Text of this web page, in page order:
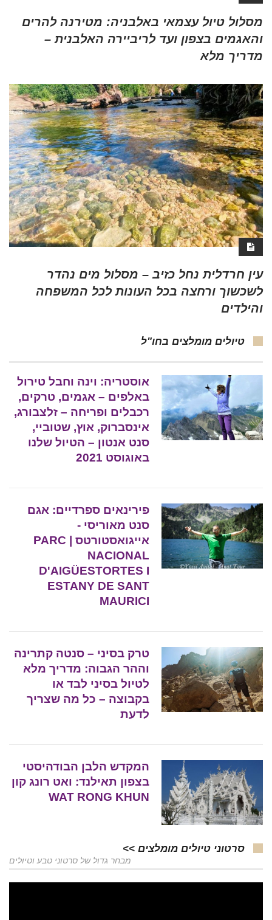
מסלול טיול עצמאי באלבניה: מטירנה להרים
והאגמים בצפון ועד לריביירה האלבנית –
מדריך מלא
עין חרדלית נחל כזיב – מסלול מים נהדר
לשכשוך ורחצה בכל העונות לכל המשפחה
והילדים
טיולים מומלצים בחו"ל
אוסטריה: וינה וחבל טירול
באלפים – אגמים, טרקים,
רכבלים ופריחה – זלצבורג,
אינסברוק, אוץ, שטוביי,
סנט אנטון – הטיול שלנו
באוגוסט 2021
פירינאים ספרדיים: אגם
סנט מאוריסי -
אייגואסטורטס | PARC
NACIONAL
D'AIGÜESTORTES I
ESTANY DE SANT
MAURICI
טרק בסיני – סנטה קתרינה
וההר הגבוה: מדריך מלא
לטיול בסיני לבד או
בקבוצה – כל מה שצריך
לדעת
המקדש הלבן הבודהיסטי
בצפון תאילנד: ואט רונג קון
WAT RONG KHUN
סרטוני טיולים מומלצים >>
מבחר גדול של סרטוני טבע וטיולים